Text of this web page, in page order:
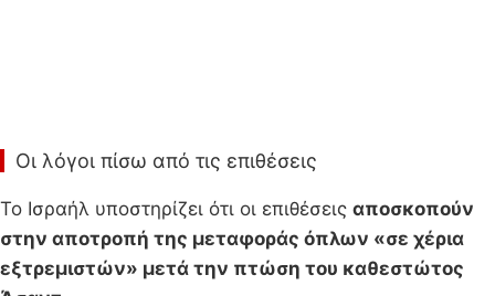
Οι λόγοι πίσω από τις επιθέσεις
Το Ισραήλ υποστηρίζει ότι οι επιθέσεις αποσκοπούν
στην αποτροπή της μεταφοράς όπλων «σε χέρια
εξτρεμιστών» μετά την πτώση του καθεστώτος